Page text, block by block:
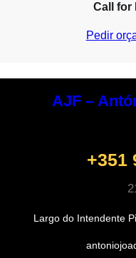
Call for
Pedir
AJF –
+351
Largo do Intendente